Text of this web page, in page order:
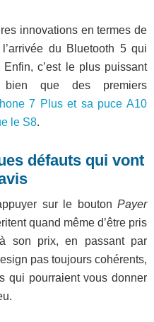
innovations en termes de
du Bluetooth 5 qui
c’est le plus puissant
bien que des premiers
7 Plus et sa puce A10
le S8.
défauts qui vont
sur le bouton Payer
quand même d’être pris
son prix, en passant par
pas toujours cohérents,
qui pourraient vous donner